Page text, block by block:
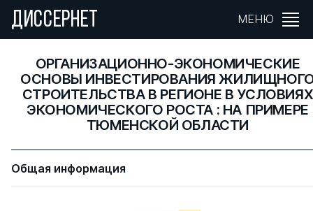
ДИССЕРНЕТ МЕНЮ
ОРГАНИЗАЦИОННО-ЭКОНОМИЧЕСКИЕ
ОСНОВЫ ИНВЕСТИРОВАНИЯ
СТРОИТЕЛЬСТВА В РЕГИОНЕ В УСЛОВИЯХ
ЭКОНОМИЧЕСКОГО РОСТА : НА ПРИМЕРЕ
ТЮМЕНСКОЙ ОБЛАСТИ
Общая информация